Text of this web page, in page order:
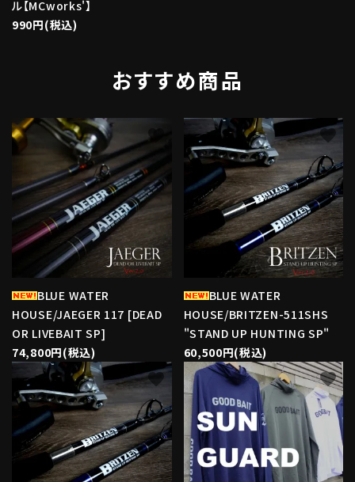
ル【MCworks'】
990円(税込)
おすすめ商品
BLUE WATER
HOUSE/JAEGER 117 [DEAD
OR LIVEBAIT SP]
74,800円(税込)
favorite
BLUE WATER
HOUSE/BRITZEN-511SHS
"STAND UP HUNTING SP"
60,500円(税込)
favorite
favorite favorite